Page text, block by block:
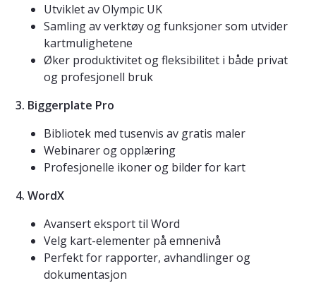
Utviklet av Olympic UK
Samling av verktøy og funksjoner som utvider
kartmulighetene
Øker produktivitet og fleksibilitet i både privat
og profesjonell bruk
3. Biggerplate Pro
Bibliotek med tusenvis av gratis maler
Webinarer og opplæring
Profesjonelle ikoner og bilder for kart
4. WordX
Avansert eksport til Word
Velg kart-elementer på emnenivå
Perfekt for rapporter, avhandlinger og
dokumentasjon